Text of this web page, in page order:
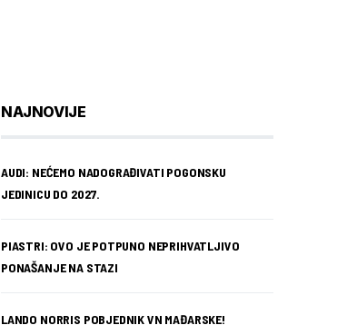
NAJNOVIJE
AUDI: NEĆEMO NADOGRAĐIVATI POGONSKU
JEDINICU DO 2027.
PIASTRI: OVO JE POTPUNO NEPRIHVATLJIVO
PONAŠANJE NA STAZI
LANDO NORRIS POBJEDNIK VN MAĐARSKE!